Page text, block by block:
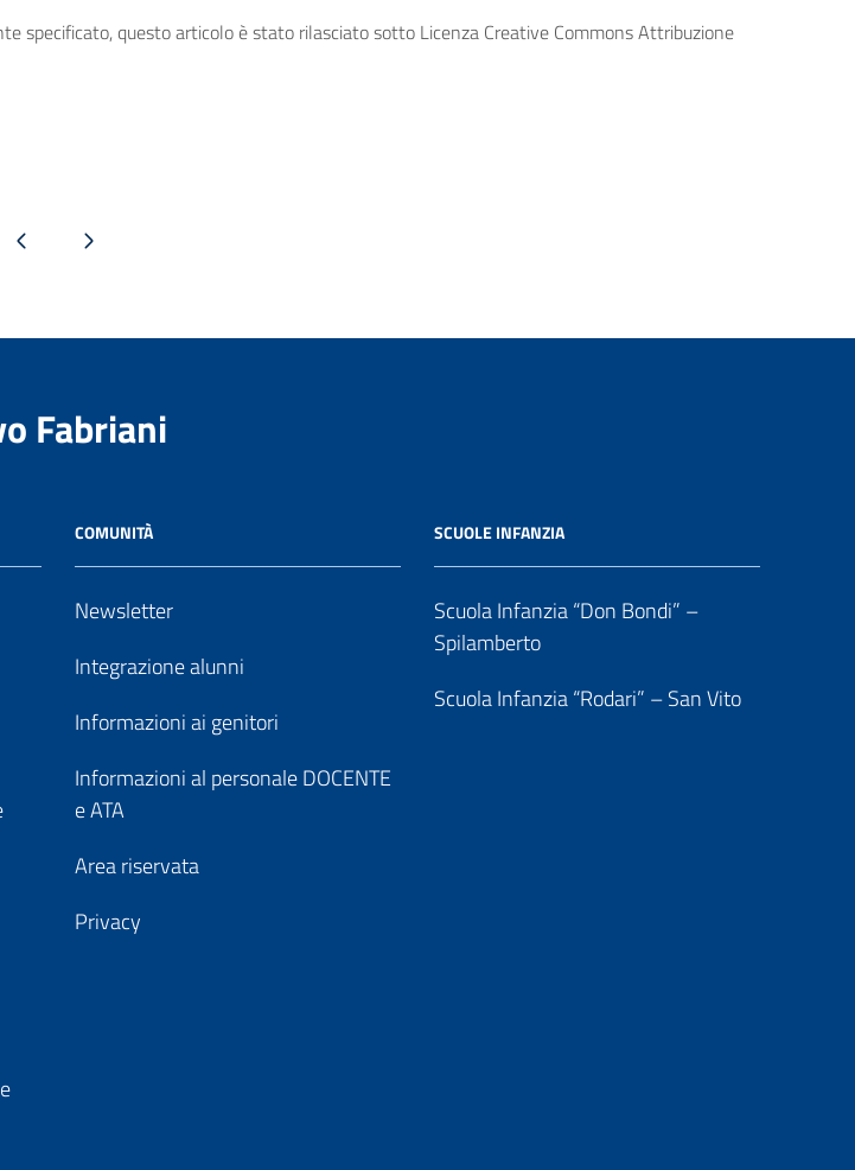
specificato, questo articolo è stato rilasciato sotto Licenza Creative Commons Attribuzione
precedentePagina successiva
Fabriani
COMUNITÀ
Newsletter
Integrazione alunni
Informazioni ai genitori
Informazioni al personale DOCENTE
e ATA
Area riservata
Privacy
SCUOLE INFANZIA
Scuola Infanzia “Don Bondi” –
Spilamberto
Scuola Infanzia “Rodari” – San Vito